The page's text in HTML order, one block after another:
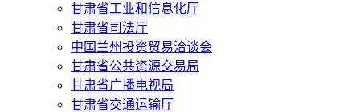
甘肃省工业和信息化厅
甘肃省司法厅
中国兰州投资贸易洽谈会
甘肃省公共资源交易局
甘肃省广播电视局
甘肃省交通运输厅